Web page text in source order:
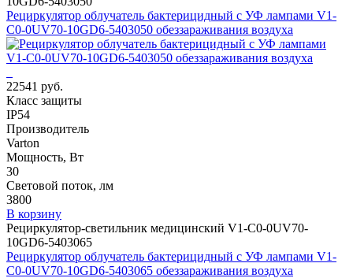
Рециркулятор облучатель бактерицидный с УФ лампами V1-
C0-0UV70-10GD6-5403050 обеззараживания воздуха
22541 руб.
Класс защиты
IP54
Производитель
Varton
Мощность, Вт
30
Световой поток, лм
3800
В корзину
Рециркулятор-светильник медицинский V1-C0-0UV70-
10GD6-5403065
Рециркулятор облучатель бактерицидный с УФ лампами V1-
C0-0UV70-10GD6-5403065 обеззараживания воздуха